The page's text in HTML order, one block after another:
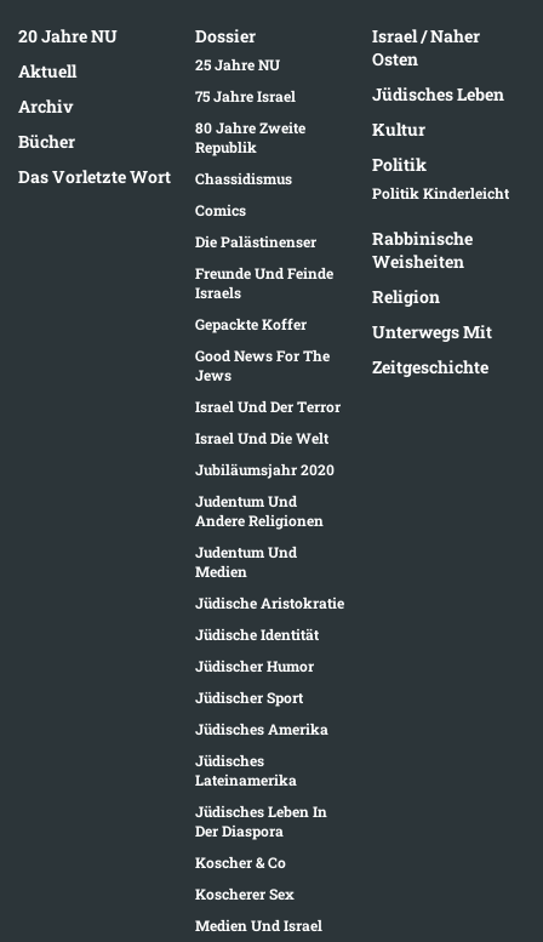
20 Jahre NU
Aktuell
Archiv
Bücher
Das Vorletzte Wort
Dossier
25 Jahre NU
75 Jahre Israel
80 Jahre Zweite
Republik
Chassidismus
Comics
Die Palästinenser
Freunde Und Feinde
Israels
Gepackte Koffer
Good News For The
Jews
Israel Und Der Terror
Israel Und Die Welt
Jubiläumsjahr 2020
Judentum Und
Andere Religionen
Judentum Und
Medien
Jüdische Aristokratie
Jüdische Identität
Jüdischer Humor
Jüdischer Sport
Jüdisches Amerika
Jüdisches
Lateinamerika
Jüdisches Leben In
Der Diaspora
Koscher & Co
Koscherer Sex
Medien Und Israel
Israel / Naher
Osten
Jüdisches Leben
Kultur
Politik
Politik Kinderleicht
Rabbinische
Weisheiten
Religion
Unterwegs Mit
Zeitgeschichte